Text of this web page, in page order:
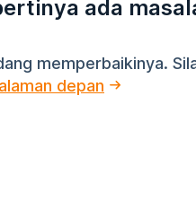
ada
memperbaikinya.
depan